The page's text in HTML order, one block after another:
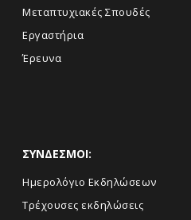
Μεταπτυχιακές Σπουδές
Εργαστήρια
Έρευνα
ΣΥΝΔΕΣΜΟΙ:
Ημερολόγιο Εκδηλώσεων
Τρέχουσες εκδηλώσεις